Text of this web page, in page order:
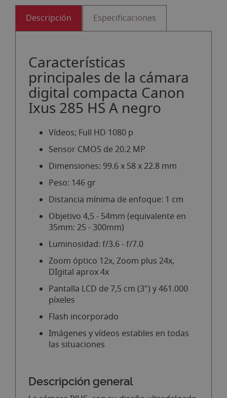
Descripción Especificaciones
Características
principales de la cámara
digital compacta Canon
Ixus 285 HS A negro
Vídeos; Full HD 1080 p
Sensor CMOS de 20.2 MP
Dimensiones: 99.6 x 58 x 22.8 mm
Peso: 146 gr
Distancia mínima de enfoque: 1 cm
Objetivo 4,5 - 54mm (equivalente en
35mm: 25 - 300mm)
Luminosidad: f/3.6 - f/7.0
Zoom óptico 12x, Zoom plus 24x,
DIgital aprox 4x
Pantalla LCD de 7,5 cm (3") y 461.000
píxeles
Flash incorporado
Imágenes y vídeos estables en todas
las situaciones
Descripción general